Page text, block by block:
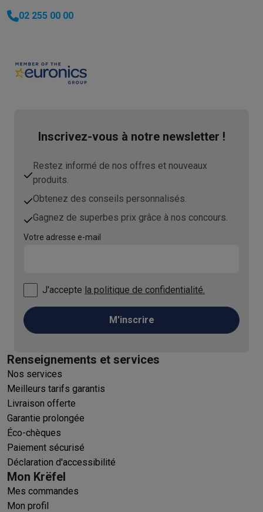
02 255 00 00
Inscrivez-vous à notre newsletter !
Restez informé de nos offres et nouveaux
produits.
Obtenez des conseils personnalisés.
Gagnez de superbes prix grâce à nos concours.
Votre adresse e-mail
J'accepte la politique de confidentialité.
M'inscrire
Renseignements et services
Nos services
Meilleurs tarifs garantis
Livraison offerte
Garantie prolongée
Éco-chèques
Paiement sécurisé
Déclaration d'accessibilité
Mon Krëfel
Mes commandes
Mon profil